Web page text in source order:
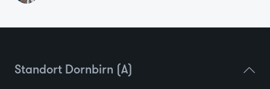
Standort Dornbirn (A)